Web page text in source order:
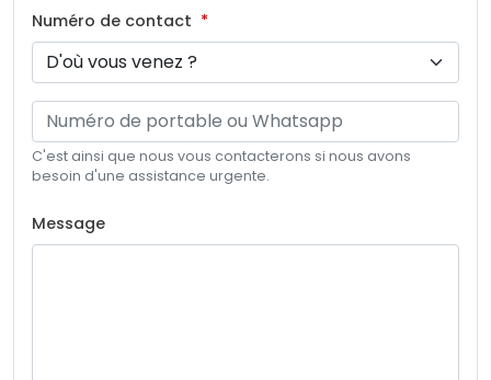
Numéro de contact
C'est ainsi que nous vous contacterons si nous avons
besoin d'une assistance urgente.
Message